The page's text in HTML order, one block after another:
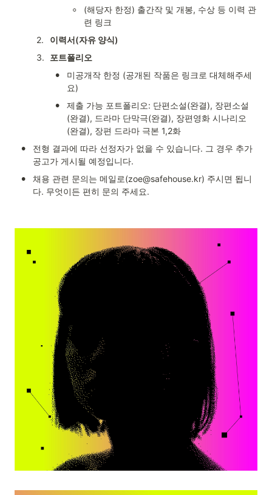
◦
(해당자 한정) 출간작 및 개봉, 수상 등 이력 관
련 링크
2.
이력서(자유 양식)
3. 포트폴리오
•
미공개작 한정 (공개된 작품은 링크로 대체해주세
요)
•
제출 가능 포트폴리오: 단편소설(완결), 장편소설
(완결), 드라마 단막극(완결), 장편영화 시나리오
(완결), 장편 드라마 극본 1,2화
•
전형 결과에 따라 선정자가 없을 수 있습니다. 그 경우 추가
공고가 게시될 예정입니다.
• 채용 관련 문의는 메일로(zoe@safehouse.kr) 주시면 됩니
다. 무엇이든 편히 문의 주세요.